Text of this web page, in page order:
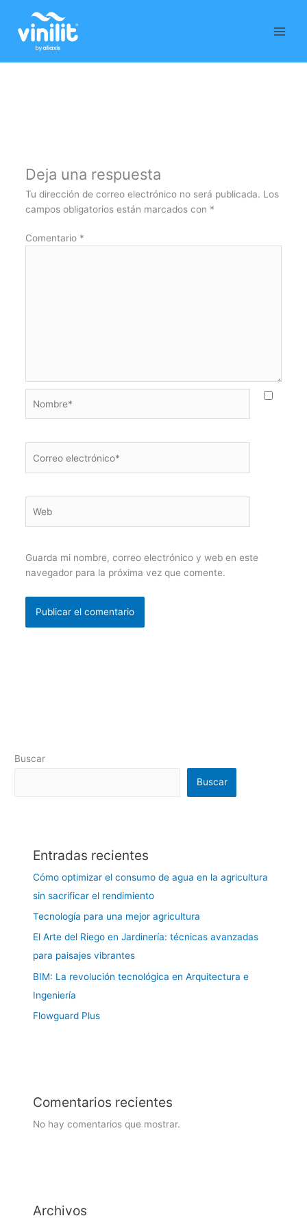
contenido
Deja una respuesta
Tu dirección de correo electrónico no será publicada. Los
campos obligatorios están marcados con *
Comentario *
electrónico*
Guarda mi nombre, correo electrónico y web en este
navegador para la próxima vez que comente.
Buscar
Buscar
Entradas recientes
Cómo optimizar el consumo de agua en la agricultura
sin sacrificar el rendimiento
Tecnología para una mejor agricultura
El Arte del Riego en Jardinería: técnicas avanzadas
para paisajes vibrantes
BIM: La revolución tecnológica en Arquitectura e
Ingeniería
Flowguard Plus
Comentarios recientes
No hay comentarios que mostrar.
Archivos